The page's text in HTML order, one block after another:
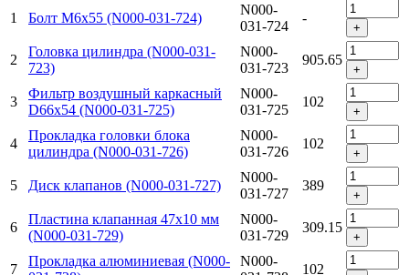
1
Болт M6х55 (N000-031-724)
N000-
031-724
-
+
2
Головка цилиндра (N000-031-
723)
N000-
031-723
905.65
+
3
Фильтр воздушный каркасный
D66х54 (N000-031-725)
N000-
031-725
102
+
4
Прокладка головки блока
цилиндра (N000-031-726)
N000-
031-726
102
+
5 Диск клапанов (N000-031-727)
N000-
031-727
389
+
6
Пластина клапанная 47x10 мм
(N000-031-729)
N000-
031-729
309.15
+
7
Прокладка алюминиевая (N000-
N000-
102